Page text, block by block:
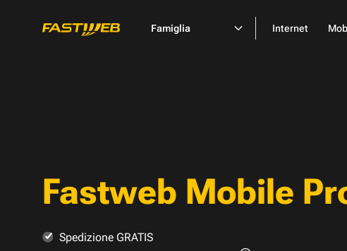
Famiglia Internet
Fastweb Mobile
Spedizione GRATIS